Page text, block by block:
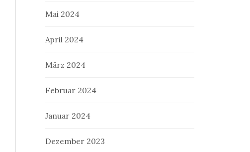
Mai 2024
April 2024
März 2024
Februar 2024
Januar 2024
Dezember 2023